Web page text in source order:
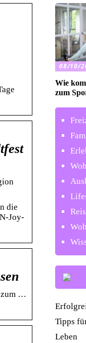
die
Joy-
zum …
08/10/
Wie
zum
Tipps
Leben